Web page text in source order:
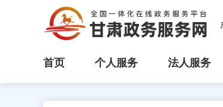
首页 个人服务 法人服务